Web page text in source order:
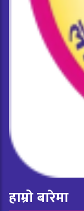
हाम्रो बारेमा